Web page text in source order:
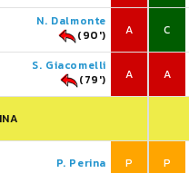
N. Dalmonte
(90')
A
S. Giacomelli
(79')
A
P. Perina P
C
A
P